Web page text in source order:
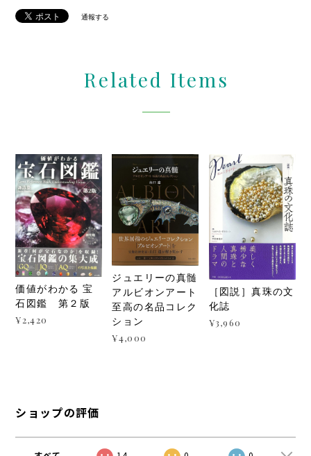
通報する
Related Items
価値がわかる 宝
石図鑑 第２版
¥2,420
ジュエリーの真髄
アルビオンアート
至高の名品コレク
ション
¥4,000
［図説］真珠の文
化誌
¥3,960
ショップの評価